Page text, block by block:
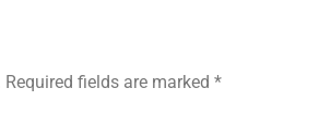
Required fields are marked *